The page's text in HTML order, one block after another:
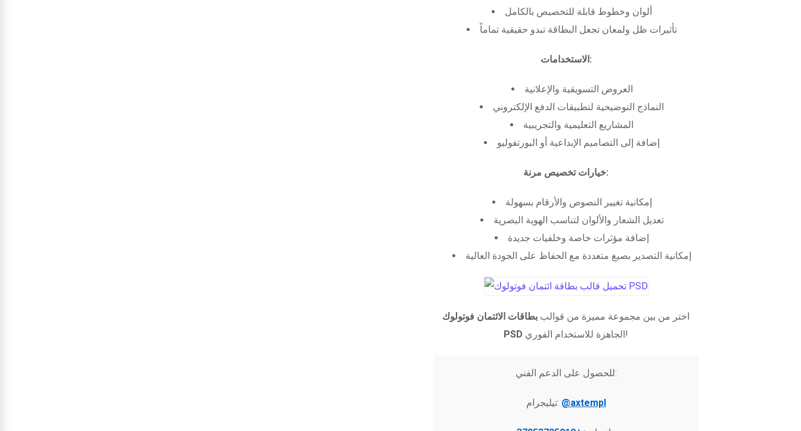
ألوان وخطوط قابلة للتخصيص بالكامل
تأثيرات ظل ولمعان تجعل البطاقة تبدو حقيقية تماماً
الاستخدامات:
العروض التسويقية والإعلانية
النماذج التوضيحية لتطبيقات الدفع الإلكتروني
المشاريع التعليمية والتجريبية
إضافة إلى التصاميم الإبداعية أو البورتفوليو
خيارات تخصيص مرنة:
إمكانية تغيير النصوص والأرقام بسهولة
تعديل الشعار والألوان لتناسب الهوية البصرية
إضافة مؤثرات خاصة وخلفيات جديدة
إمكانية التصدير بصيغ متعددة مع الحفاظ على الجودة العالية
اختر من بين مجموعة مميزة من قوالب بطاقات الائتمان فوتولوك
PSD
الجاهزة للاستخدام الفوري!
للحصول على الدعم الفني:
تيليجرام: @axtempl